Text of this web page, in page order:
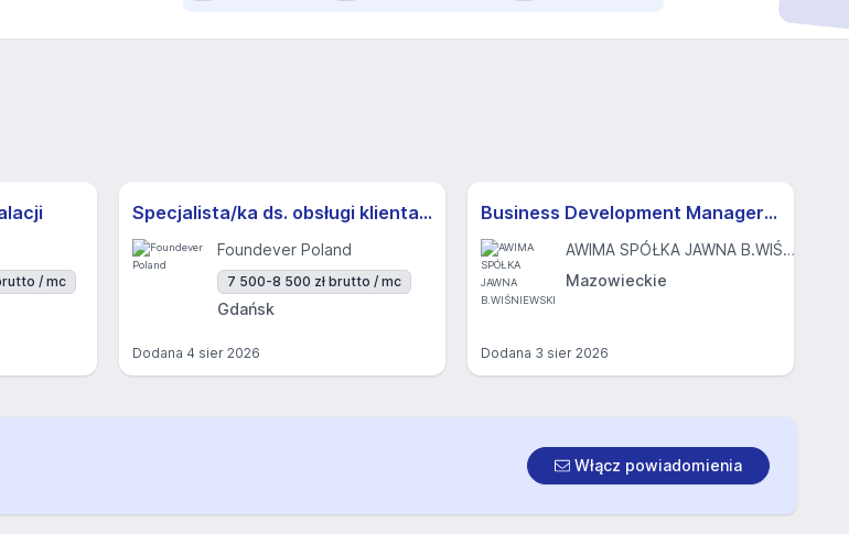
/ mc
Specjalista/ka ds. obsługi klienta z j.niemieckim
Foundever Poland
7 500-8 500 zł brutto / mc
Gdańsk
Dodana 4 sier 2026
Business Development Manager B2B / Handlowiec B2B
AWIMA SPÓŁKA JAWNA B.WIŚNIEWSKI
Mazowieckie
Dodana 3 sier 2026
Włącz powiadomienia